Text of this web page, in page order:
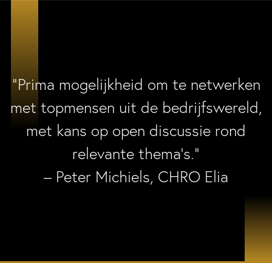
“Prima mogelijkheid om te netwerken
met topmensen uit de bedrijfswereld,
met kans op open discussie rond
relevante thema’s.”
– Peter Michiels, CHRO Elia